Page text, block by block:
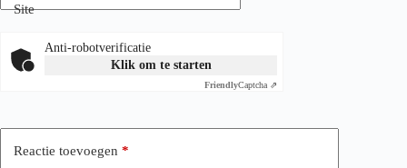
Site
Anti-robotverificatie
Klik om te starten
FriendlyCaptcha ⇗
Reactie toevoegen *